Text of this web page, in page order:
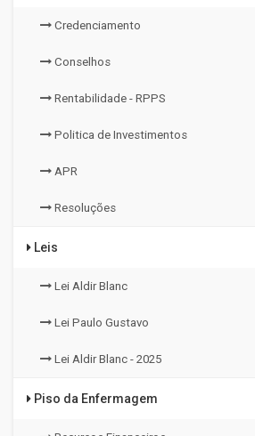
Credenciamento
Conselhos
Rentabilidade - RPPS
Politica de Investimentos
APR
Resoluções
Leis
Lei Aldir Blanc
Lei Paulo Gustavo
Lei Aldir Blanc - 2025
Piso da Enfermagem